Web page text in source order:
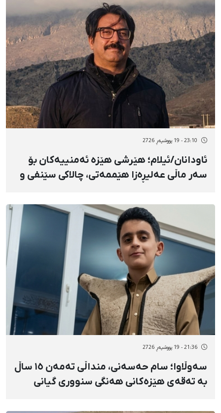
23:10 - 19 پووشپەڕ 2726
ئاودانان/ئیلام؛ هێرشی هێزە ئەمنییەکان بۆ
سەر ماڵی عەلیڕەزا هێممەتی، چالاکی سێنفی و
شەخسی و بانگکردنی بۆ دادگا
21:36 - 19 پووشپەڕ 2726
سەوڵاوا؛ سام حەسەنی، منداڵی تەمەن ١٥ ساڵ
بە تەقەی هێزەکانی هەنگی سنووری گیانی